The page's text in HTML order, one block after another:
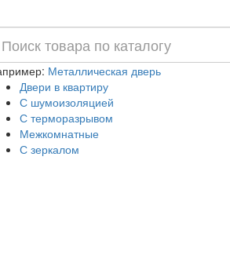
Металлическая дверь
Двери в квартиру
С шумоизоляцией
С терморазрывом
Межкомнатные
С зеркалом